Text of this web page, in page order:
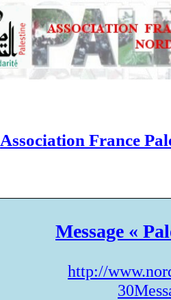
Association France
Message «
http://